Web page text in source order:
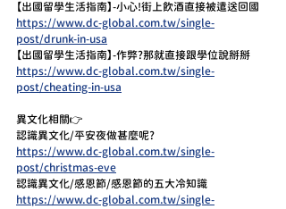
【出國留學生活指南】-小心!街上飲酒直接被遣送回國
https://www.dc-global.com.tw/single-
post/drunk-in-usa
【出國留學生活指南】-作弊?那就直接跟學位說掰掰
https://www.dc-global.com.tw/single-
post/cheating-in-usa
異文化相關👉
認識異文化/平安夜做甚麼呢?
https://www.dc-global.com.tw/single-
post/christmas-eve
認識異文化/感恩節/感恩節的五大冷知識
https://www.dc-global.com.tw/single-